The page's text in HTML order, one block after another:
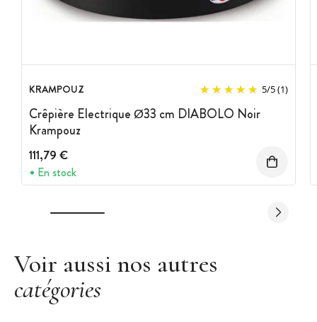
KRAMPOUZ 5/5(1)
Crêpière Electrique Ø33 cm DIABOLO Noir
Krampouz
111,79 €
En stock
Voir aussi nos autres
catégories